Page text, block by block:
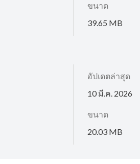
ขนาด
39.65 MB
อัปเดตล่าสุด
10 มี.ค. 2026
ขนาด
20.03 MB